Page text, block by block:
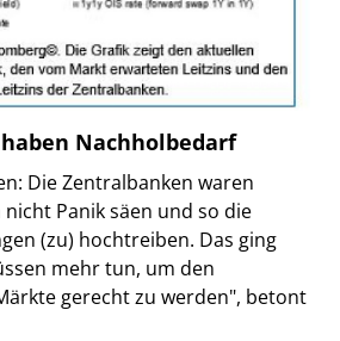
Nachholbedarf
Die Zentralbanken waren
Panik säen und so die
(zu) hochtreiben. Das ging
mehr tun, um den
gerecht zu werden", betont